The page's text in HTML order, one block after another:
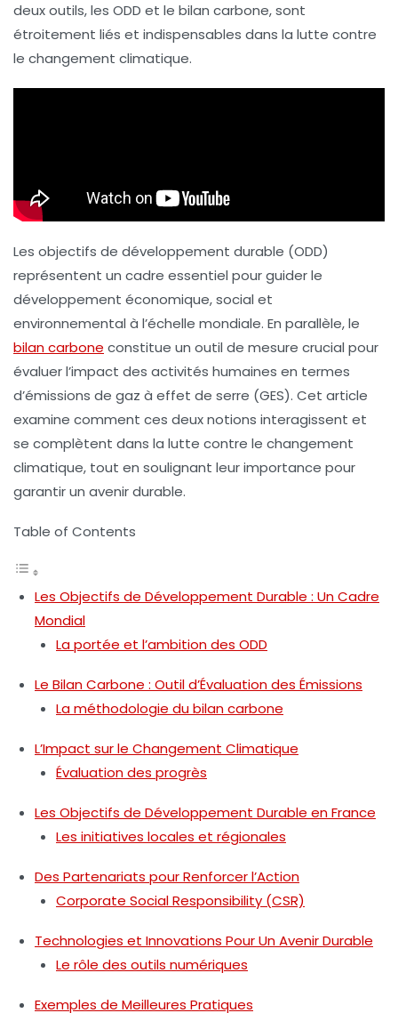
deux outils, les ODD et le bilan carbone, sont
étroitement liés et indispensables dans la lutte contre
le changement climatique.
Les objectifs de développement durable (ODD)
représentent un cadre essentiel pour guider le
développement économique, social et
environnemental à l’échelle mondiale. En parallèle, le
bilan carbone constitue un outil de mesure crucial pour
évaluer l’impact des activités humaines en termes
d’émissions de gaz à effet de serre (GES). Cet article
examine comment ces deux notions interagissent et
se complètent dans la lutte contre le changement
climatique, tout en soulignant leur importance pour
garantir un avenir durable.
Table of Contents
Les Objectifs de Développement Durable : Un Cadre
Mondial
La portée et l’ambition des ODD
Le Bilan Carbone : Outil d’Évaluation des Émissions
La méthodologie du bilan carbone
L’Impact sur le Changement Climatique
Évaluation des progrès
Les Objectifs de Développement Durable en France
Les initiatives locales et régionales
Des Partenariats pour Renforcer l’Action
Corporate Social Responsibility (CSR)
Technologies et Innovations Pour Un Avenir Durable
Le rôle des outils numériques
Exemples de Meilleures Pratiques